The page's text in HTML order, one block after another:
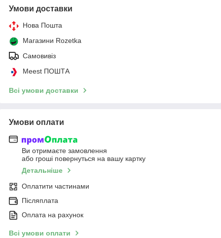
Умови доставки
Нова Пошта
Магазини Rozetka
Самовивіз
Meest ПОШТА
Всі умови доставки
Умови оплати
Ви отримаєте замовлення
або гроші повернуться на вашу картку
Детальніше
Оплатити частинами
Післяплата
Оплата на рахунок
Всі умови оплати